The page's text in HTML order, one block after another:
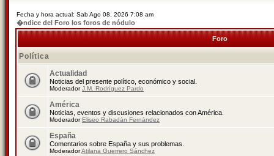
Fecha y hora actual: Sab Ago 08, 2026 7:08 am
�ndice del Foro los foros de nódulo
Foro
Política
Actualidad
Noticias del presente político, económico y social.
ModeradorJ.M. Rodríguez Pardo
América
Noticias, eventos y discusiones relacionados con América.
ModeradorEliseo Rabadán Fernández
España
Comentarios sobre España y sus problemas.
ModeradorAtilana Guerrero Sánchez